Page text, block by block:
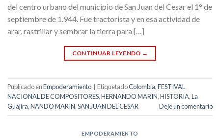
del centro urbano del municipio de San Juan del Cesar el 1° de
septiembre de 1.944. Fue tractorista y en esa actividad de
arar, rastrillar y sembrar la tierra para […]
CONTINUAR LEYENDO →
Publicado enEmpoderamiento EtiquetadoColombia,FESTIVAL
NACIONAL DE COMPOSITORES,HERNANDO MARIN,HISTORIA,La
Guajira,NANDO MARIN,SAN JUAN DEL CESAR Deje un comentario
EMPODERAMIENTO